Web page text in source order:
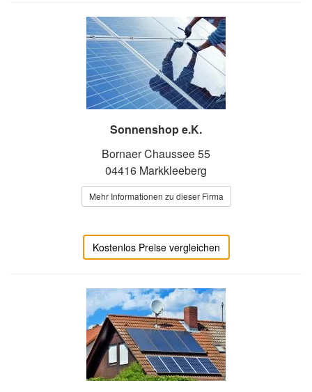
Sonnenshop e.K.
Bornaer Chaussee 55
04416 Markkleeberg
Mehr Informationen zu dieser Firma
Kostenlos Preise vergleichen